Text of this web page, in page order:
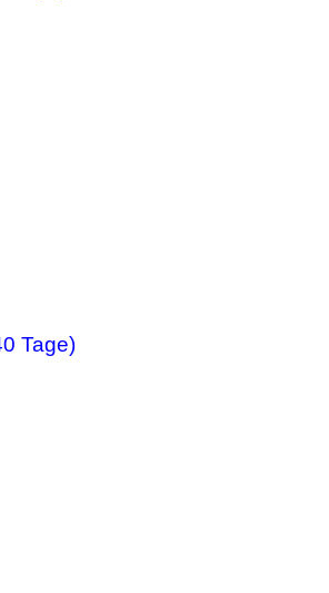
Tage)